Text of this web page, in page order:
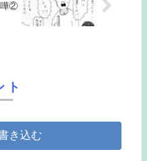
嘩②
ト
き込む